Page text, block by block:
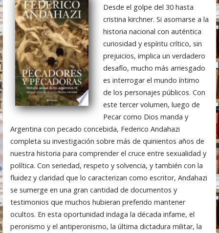
i
d
o
Desde el golpe del 30 hasta
cristina kirchner. Si asomarse a la
historia nacional con auténtica
curiosidad y espíritu crítico, sin
prejuicios, implica un verdadero
desafío, mucho más arriesgado
es interrogar el mundo íntimo
de los personajes públicos. Con
este tercer volumen, luego de
Pecar como Dios manda y
Argentina con pecado concebida, Federico Andahazi
completa su investigación sobre más de quinientos años de
nuestra historia para comprender el cruce entre sexualidad y
política. Con seriedad, respeto y solvencia, y también con la
fluidez y claridad que lo caracterizan como escritor, Andahazi
se sumerge en una gran cantidad de documentos y
testimonios que muchos hubieran preferido mantener
ocultos. En esta oportunidad indaga la década infame, el
peronismo y el antiperonismo, la última dictadura militar, la